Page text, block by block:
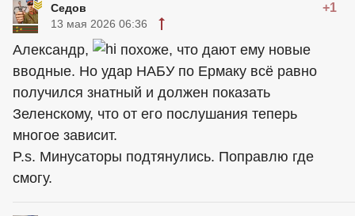
Седов +1
13 мая 2026 06:36
Александр,
похоже, что дают ему новые
вводные. Но удар НАБУ по Ермаку всё равно
получился знатный и должен показать
Зеленскому, что от его послушания теперь
многое зависит.
P.s. Минусаторы подтянулись. Поправлю где
смогу.